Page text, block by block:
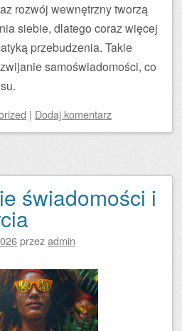
rozwój wewnętrzny tworzą
siebie, dlatego coraz więcej
przebudzenia. Takie
samoświadomości, co
| Dodaj komentarz
świadomości i
przezadmin